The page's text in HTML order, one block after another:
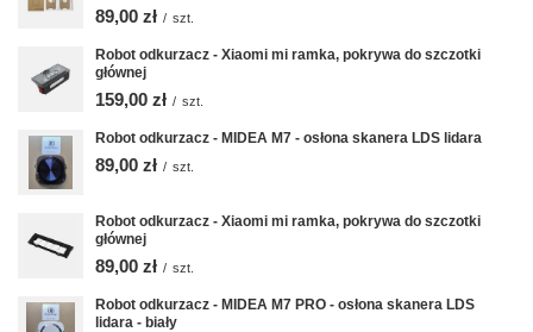
89,00 zł / szt.
Robot odkurzacz - Xiaomi mi ramka, pokrywa do szczotki
głównej
159,00 zł / szt.
Robot odkurzacz - MIDEA M7 - osłona skanera LDS lidara
89,00 zł / szt.
Robot odkurzacz - Xiaomi mi ramka, pokrywa do szczotki
głównej
89,00 zł / szt.
Robot odkurzacz - MIDEA M7 PRO - osłona skanera LDS
lidara - biały